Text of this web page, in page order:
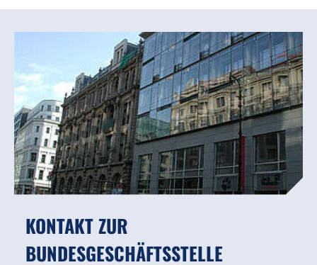
KONTAKT ZUR
BUNDESGESCHÄFTSSTELLE